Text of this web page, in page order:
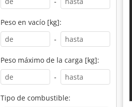
Peso en vacío [kg]:
-
Peso máximo de la carga [kg]:
-
Tipo de combustible: